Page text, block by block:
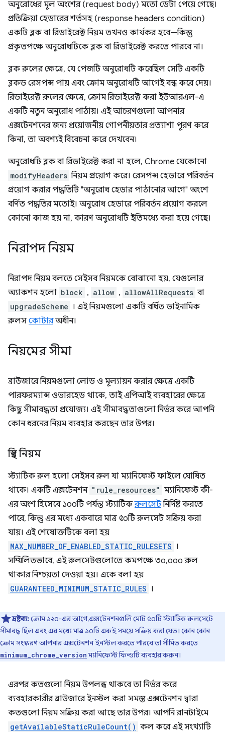
অনুরোধের মূল অংশের (request body) মতো ডেটা পেয়ে গেছে।
প্রতিক্রিয়া হেডারের শর্তসহ (response headers condition)
একটি ব্লক বা রিডাইরেক্ট নিয়ম তখনও কার্যকর হবে—কিন্তু
প্রকৃতপক্ষে অনুরোধটিকে ব্লক বা রিডাইরেক্ট করতে পারবে না।
ব্লক রুলের ক্ষেত্রে, যে পেজটি অনুরোধটি করেছিল সেটি একটি
ব্লকড রেসপন্স পায় এবং ক্রোম অনুরোধটি আগেই বন্ধ করে দেয়।
রিডাইরেক্ট রুলের ক্ষেত্রে, ক্রোম রিডাইরেক্ট করা ইউআরএল-এ
একটি নতুন অনুরোধ পাঠায়। এই আচরণগুলো আপনার
এক্সটেনশনের জন্য প্রয়োজনীয় গোপনীয়তার প্রত্যাশা পূরণ করে
কিনা, তা অবশ্যই বিবেচনা করে দেখবেন।
অনুরোধটি ব্লক বা রিডাইরেক্ট করা না হলে, Chrome যেকোনো
modifyHeaders নিয়ম প্রয়োগ করে। রেসপন্স হেডারে পরিবর্তন
প্রয়োগ করার পদ্ধতিটি "অনুরোধ হেডার পাঠানোর আগে" অংশে
বর্ণিত পদ্ধতির মতোই। অনুরোধ হেডারে পরিবর্তন প্রয়োগ করলে
কোনো কাজ হয় না, কারণ অনুরোধটি ইতিমধ্যে করা হয়ে গেছে।
নিরাপদ নিয়ম
নিরাপদ নিয়ম বলতে সেইসব নিয়মকে বোঝানো হয়, যেগুলোর
অ্যাকশন হলো block , allow , allowAllRequests বা
upgradeScheme । এই নিয়মগুলো একটি বর্ধিত ডাইনামিক
রুলস কোটারঅধীন।
নিয়মের সীমা
ব্রাউজারে নিয়মগুলো লোড ও মূল্যায়ন করার ক্ষেত্রে একটি
পারফরম্যান্স ওভারহেড থাকে, তাই এপিআই ব্যবহারের ক্ষেত্রে
কিছু সীমাবদ্ধতা প্রযোজ্য। এই সীমাবদ্ধতাগুলো নির্ভর করে আপনি
কোন ধরনের নিয়ম ব্যবহার করছেন তার উপর।
স্থির নিয়ম
স্ট্যাটিক রুল হলো সেইসব রুল যা ম্যানিফেস্ট ফাইলে ঘোষিত
থাকে। একটি এক্সটেনশন "rule_resources" ম্যানিফেস্ট কী-
এর অংশ হিসেবে ১০০টি পর্যন্ত স্ট্যাটিকরুলসেটনির্দিষ্ট করতে
পারে, কিন্তু এর মধ্যে একবারে মাত্র ৫০টি রুলসেট সক্রিয় করা
যায়। এই শেষোক্তটিকে বলা হয়
MAX_NUMBER_OF_ENABLED_STATIC_RULESETS ।
সম্মিলিতভাবে, এই রুলসেটগুলোতে কমপক্ষে ৩০,০০০ রুল
থাকার নিশ্চয়তা দেওয়া হয়। একে বলা হয়
GUARANTEED_MINIMUM_STATIC_RULES ।
দ্রষ্টব্য:ক্রোম ১২০-এর আগে, এক্সটেনশনগুলি মোট ৫০টি স্ট্যাটিক রুলসেটে
সীমাবদ্ধ ছিল এবং এর মধ্যে মাত্র ১০টি একই সময়ে সক্রিয় করা যেত। কোন কোন
ক্রোম সংস্করণ আপনার এক্সটেনশন ইনস্টল করতে পারবে তা সীমিত করতে
minimum_chrome_versionম্যানিফেস্ট ফিল্ডটি ব্যবহার করুন।
এরপর কতগুলো নিয়ম উপলব্ধ থাকবে তা নির্ভর করে
ব্যবহারকারীর ব্রাউজারে ইনস্টল করা সমস্ত এক্সটেনশন দ্বারা
কতগুলো নিয়ম সক্রিয় করা আছে তার উপর। আপনি রানটাইমে
getAvailableStaticRuleCount() কল করে এই সংখ্যাটি